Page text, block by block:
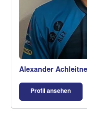
Alexander
Profil ansehen